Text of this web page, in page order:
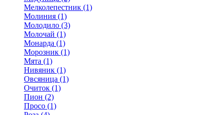
Мелколепестник (1)
Молиния (1)
Молодило (3)
Молочай (1)
Монарда (1)
Морозник (1)
Мята (1)
Нивяник (1)
Овсяница (1)
Очиток (1)
Пион (2)
Просо (1)